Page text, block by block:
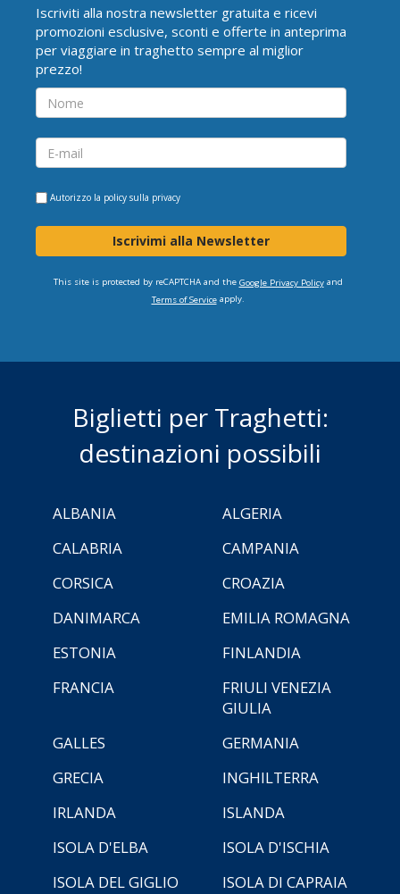
Iscriviti alla nostra newsletter gratuita e ricevi
promozioni esclusive, sconti e offerte in anteprima
per viaggiare in traghetto sempre al miglior
prezzo!
Autorizzo la policy sulla privacy
Iscrivimi alla Newsletter
This site is protected by reCAPTCHA and the Google Privacy Policyand
Terms of Serviceapply.
Biglietti per Traghetti:
destinazioni possibili
ALBANIA
ALGERIA
CALABRIA
CAMPANIA
CORSICA
CROAZIA
DANIMARCA
EMILIA ROMAGNA
ESTONIA
FINLANDIA
FRANCIA
FRIULI VENEZIA
GIULIA
GALLES
GERMANIA
GRECIA
INGHILTERRA
IRLANDA
ISLANDA
ISOLA D'ELBA
ISOLA D'ISCHIA
ISOLA DEL GIGLIO
ISOLA DI CAPRAIA